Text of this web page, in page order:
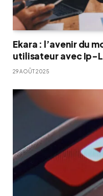
Ekara : l’avenir du
utilisateur avec Ip-
29 AOÛT 2025